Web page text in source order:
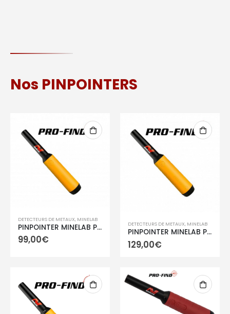
Nos PINPOINTERS
DETECTEURS DE METAUX, MINELAB
PINPOINTER MINELAB PRO-FIND 15
99,00€
DETECTEURS DE METAUX, MINELAB
PINPOINTER MINELAB PRO-FIND 20
129,00€